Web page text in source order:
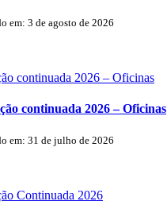
em: 3 de agosto de 2026
continuada 2026 – Oficinas
continuada 2026 – Oficinas
em: 31 de julho de 2026
Continuada 2026